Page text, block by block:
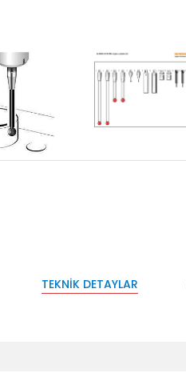
TEKNIK DETAYLAR